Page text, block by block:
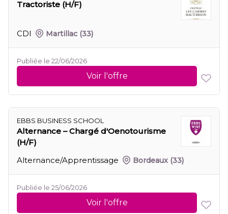
Tractoriste (H/F)
CDI Martillac (33)
Publiée le 22/06/2026
Voir l'offre
EBBS BUSINESS SCHOOL
Alternance – Chargé d'Oenotourisme
(H/F)
Alternance/Apprentissage
Bordeaux (33)
Publiée le 25/06/2026
Voir l'offre